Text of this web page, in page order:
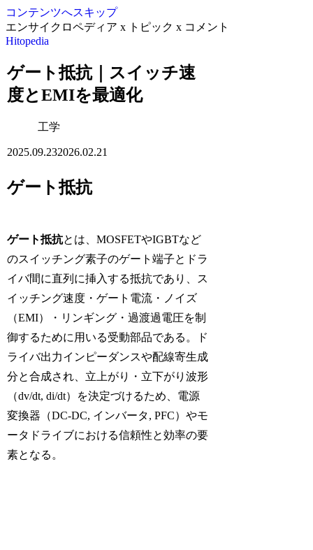
コンテンツへスキップ
エンサイクロペディア x トピック x コメント
Hitopedia
ゲート抵抗｜スイッチ速
度とEMIを最適化
工学
2025.09.232026.02.21
ゲート抵抗
ゲート抵抗とは、MOSFETやIGBTなど
のスイッチング素子のゲート端子とドラ
イバ間に直列に挿入する抵抗であり、ス
イッチング速度・ゲート電流・ノイズ
（EMI）・リンギング・過渡過電圧を制
御するために用いる受動部品である。ド
ライバ出力インピーダンスや配線寄生成
分と合成され、立上がり・立下がり波形
（dv/dt, di/dt）を決定づけるため、電源
変換器（DC-DC, インバータ, PFC）やモ
ータドライブにおける信頼性と効率の要
素となる。